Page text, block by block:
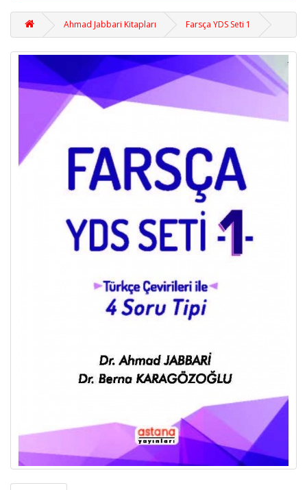
Ahmad Jabbari Kitapları Farsça YDS Seti 1